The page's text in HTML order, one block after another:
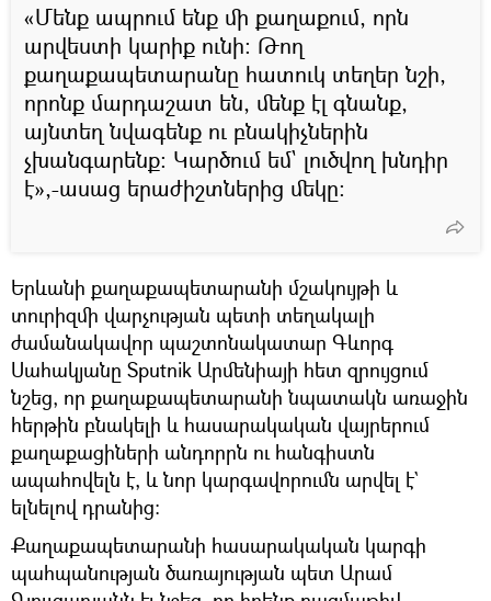
«Մենք ապրում ենք մի քաղաքում, որն
արվեստի կարիք ունի։ Թող
քաղաքապետարանը հատուկ տեղեր նշի,
որոնք մարդաշատ են, մենք էլ գնանք,
այնտեղ նվագենք ու բնակիչներին
չխանգարենք։ Կարծում եմ` լուծվող խնդիր
է»,-ասաց երաժիշտներից մեկը։
Երևանի քաղաքապետարանի մշակույթի և
տուրիզմի վարչության պետի տեղակալի
ժամանակավոր պաշտոնակատար Գևորգ
Սահակյանը Sputnik Արմենիայի հետ զրույցում
նշեց, որ քաղաքապետարանի նպատակն առաջին
հերթին բնակելի և հասարակական վայրերում
քաղաքացիների անդորրն ու հանգիստն
ապահովելն է, և նոր կարգավորումն արվել է`
ելնելով դրանից։
Քաղաքապետարանի հասարակական կարգի
պահպանության ծառայության պետ Արամ